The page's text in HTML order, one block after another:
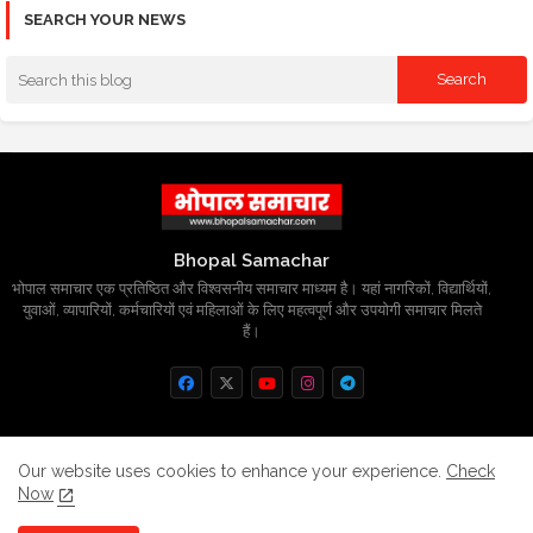
SEARCH YOUR NEWS
Bhopal Samachar
भोपाल समाचार एक प्रतिष्ठित और विश्वसनीय समाचार माध्यम है। यहां नागरिकों, विद्यार्थियों,
युवाओं, व्यापारियों, कर्मचारियों एवं महिलाओं के लिए महत्वपूर्ण और उपयोगी समाचार मिलते
हैं।
Home About Contact us
Privacy Policy
Our website uses cookies to enhance your experience. Check
Now